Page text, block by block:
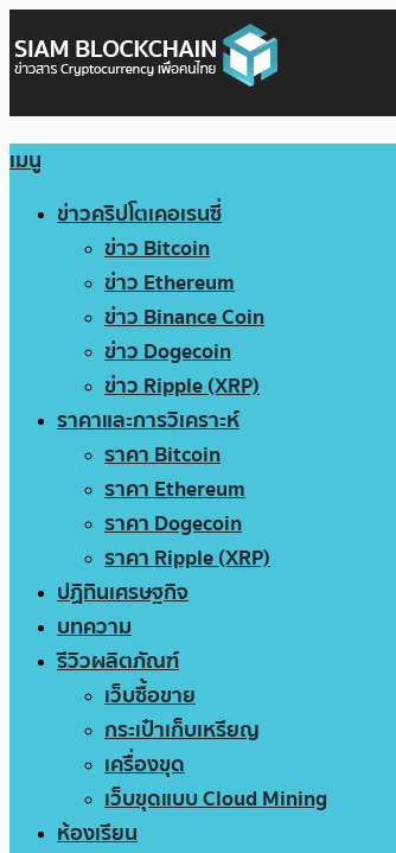
เมนู
ข่าวคริปโตเคอเรนซี่
ข่าว Bitcoin
ข่าว Ethereum
ข่าว Binance Coin
ข่าว Dogecoin
ข่าว Ripple (XRP)
ราคาและการวิเคราะห์
ราคา Bitcoin
ราคา Ethereum
ราคา Dogecoin
ราคา Ripple (XRP)
ปฏิทินเศรษฐกิจ
บทความ
รีวิวผลิตภัณฑ์
เว็บซื้อขาย
กระเป๋าเก็บเหรียญ
เครื่องขุด
เว็บขุดแบบ Cloud Mining
ห้องเรียน